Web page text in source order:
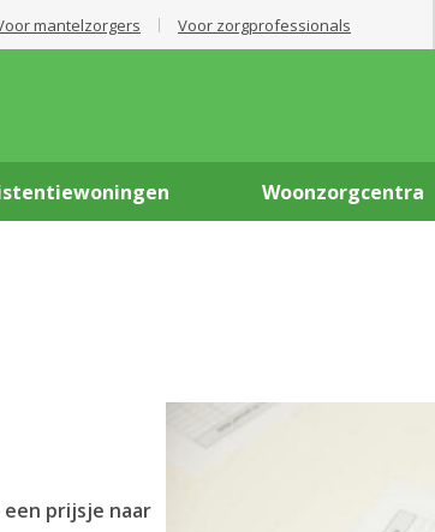
mantelzorgers Voor zorgprofessionals
Woonzorgcentra
een prijsje naar